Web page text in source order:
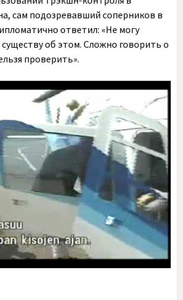
сам подозревавший соперников в
ответил: «Не могу
об этом. Сложно говорить о
проверить».